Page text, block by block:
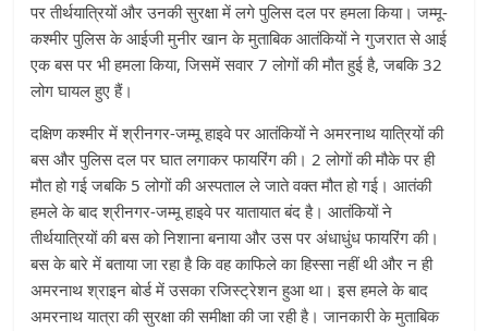
पर तीर्थयात्रियों और उनकी सुरक्षा में लगे पुलिस दल पर हमला किया। जम्मू-
कश्मीर पुलिस के आईजी मुनीर खान के मुताबिक आतंकियों ने गुजरात से आई
एक बस पर भी हमला किया, जिसमें सवार 7 लोगों की मौत हुई है, जबकि 32
लोग घायल हुए हैं।
दक्षिण कश्मीर में श्रीनगर-जम्मू हाइवे पर आतंकियों ने अमरनाथ यात्रियों की
बस और पुलिस दल पर घात लगाकर फायरिंग की। 2 लोगों की मौके पर ही
मौत हो गई जबकि 5 लोगों की अस्पताल ले जाते वक्त मौत हो गई। आतंकी
हमले के बाद श्रीनगर-जम्मू हाइवे पर यातायात बंद है। आतंकियों ने
तीर्थयात्रियों की बस को निशाना बनाया और उस पर अंधाधुंध फायरिंग की।
बस के बारे में बताया जा रहा है कि वह काफिले का हिस्सा नहीं थी और न ही
अमरनाथ श्राइन बोर्ड में उसका रजिस्ट्रेशन हुआ था। इस हमले के बाद
अमरनाथ यात्रा की सुरक्षा की समीक्षा की जा रही है। जानकारी के मुताबिक